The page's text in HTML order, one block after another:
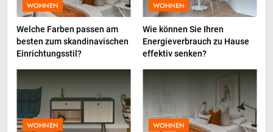
1
Comment les compléments
alimentaires peuvent booster
votre énergie au quotidien
Total Productive Maintenance
(TPM): Warum die Einbindung
WOHNEN
Welche Farben passen am
besten zum skandinavischen
Einrichtungsstil?
WOHNEN
Wie können Sie Ihren
Energieverbrauch zu Hause
effektiv senken?
WOHNEN WOHNEN